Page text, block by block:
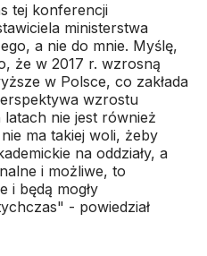
tej konferencji
ministerstwa
a nie do mnie. Myślę,
że w 2017 r. wzrosną
w Polsce, co zakłada
wzrostu
nie jest również
ma takiej woli, żeby
na oddziały, a
i możliwe, to
i będą mogły
- powiedział